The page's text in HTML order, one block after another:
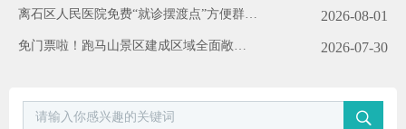
离石区人民医院免费“就诊摆渡点”方便群众
2026-08-01
免门票啦！跑马山景区建成区域全面敞开
2026-07-30